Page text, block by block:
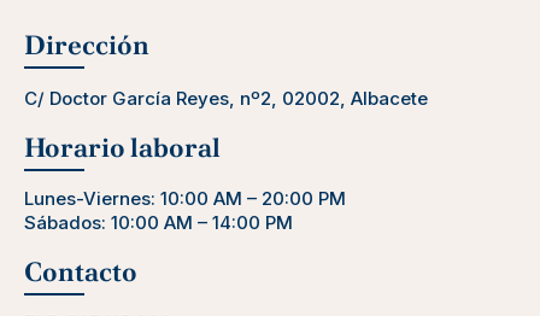
Dirección
C/ Doctor García Reyes, nº2, 02002, Albacete
Horario laboral
Lunes-Viernes: 10:00 AM – 20:00 PM
Sábados: 10:00 AM – 14:00 PM
Contacto